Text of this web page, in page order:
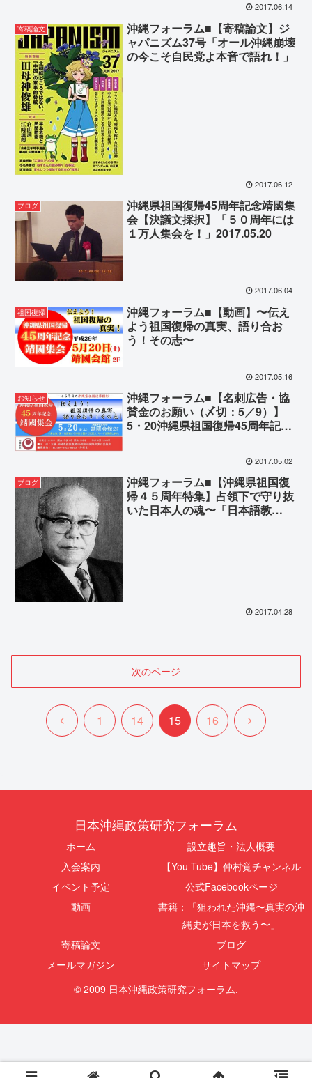
2017.06.14
寄稿論文
沖縄フォーラム■【寄稿論文】ジ
ャパニズム37号「オール沖縄崩壊
の今こそ自民党よ本音で語れ！」
2017.06.12
ブログ
沖縄県祖国復帰45周年記念靖國集
会【決議文採択】「５０周年には
１万人集会を！」2017.05.20
2017.06.04
祖国復帰
沖縄フォーラム■【動画】〜伝え
よう祖国復帰の真実、語り合お
う！その志〜
2017.05.16
お知らせ
沖縄フォーラム■【名刺広告・協
賛金のお願い（〆切：5／9）】
5・20沖縄県祖国復帰45周年記念
2017.05.02
ブログ
沖縄フォーラム■【沖縄県祖国復
帰４５周年特集】占領下で守り抜
いた日本人の魂〜「日本語教
2017.04.28
次のページ
前
1 14 15 16
次
日本沖縄政策研究フォーラム
ホーム
設立趣旨・法人概要
入会案内
【You Tube】仲村覚チャンネル
イベント予定
公式Facebookページ
動画
書籍：「狙われた沖縄〜真実の沖
縄史が日本を救う〜」
寄稿論文
ブログ
メールマガジン
サイトマップ
© 2009 日本沖縄政策研究フォーラム.